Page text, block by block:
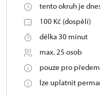
tento okruh je
100 Kč (dospělí)
délka 30 minut
max. 25 osob
pouze pro
lze uplatnit